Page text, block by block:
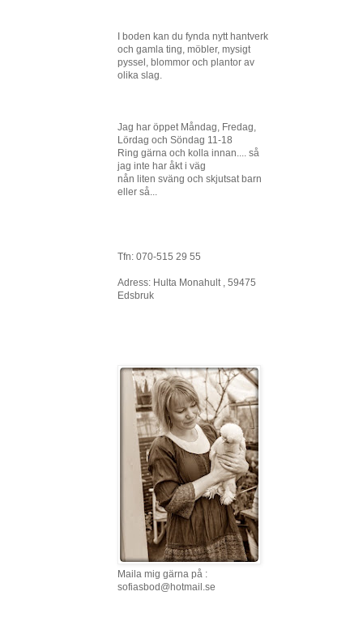
I boden kan du fynda nytt hantverk
och gamla ting, möbler, mysigt
pyssel, blommor och plantor av
olika slag.
Jag har öppet Måndag, Fredag,
Lördag och Söndag 11-18
Ring gärna och kolla innan.... så
jag inte har åkt i väg
nån liten sväng och skjutsat barn
eller så...
Tfn: 070-515 29 55
Adress: Hulta Monahult , 59475
Edsbruk
Maila mig gärna på :
sofiasbod@hotmail.se